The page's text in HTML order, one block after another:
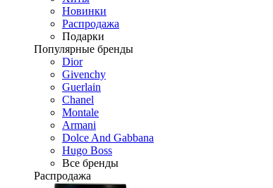
Новинки
Распродажа
Подарки
Популярные бренды
Dior
Givenchy
Guerlain
Chanel
Montale
Armani
Dolce And Gabbana
Hugo Boss
Все бренды
Распродажа